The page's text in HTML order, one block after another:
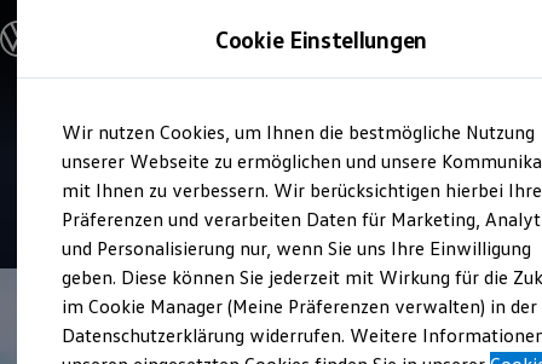
Hauptinhalt
springen
Footer
springen
Modelle und Konfigurator
Modelle vergleichen
Elektroautos
ENERGY Sondermodelle
Nutzfahrzeuge
SUV und CUV
Familienautos
Kombis
Kompaktwagen
Sportwagen
Schnell verfügbare Fahrzeuge
Angebote und Produkte
Aktuelle Angebote
Verkauf und Service
Autohaus Thomas Knott
Cookie Einstellungen
Wir nutzen Cookies, um Ihnen die bestmögliche Nutzung
unserer Webseite zu ermöglichen und unsere
mit Ihnen zu verbessern. Wir berücksichtigen hierbei Ihre
Präferenzen und verarbeiten Daten für Marketing,
und Personalisierung nur, wenn Sie uns Ihre Einwilligung
geben. Diese können Sie jederzeit mit Wirkung für die
im Cookie Manager (Meine Präferenzen verwalten) in der
Datenschutzerklärung widerrufen. Weitere